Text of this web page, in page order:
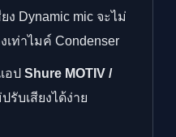
ง Dynamic mic จะไม่
เท่าไมค์ Condenser
อป Shure MOTIV /
รับเสียงได้ง่าย